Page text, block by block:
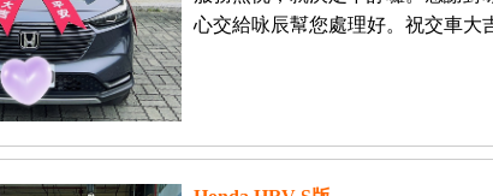
心交給咏辰幫您處理好。祝交車大